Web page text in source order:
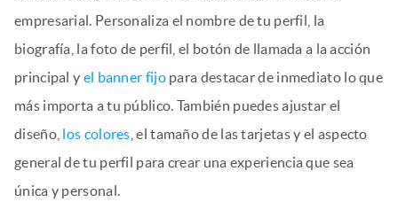
empresarial. Personaliza el nombre de tu perfil, la
biografía, la foto de perfil, el botón de llamada a la acción
principal y el banner fijopara destacar de inmediato lo que
más importa a tu público. También puedes ajustar el
diseño, los colores , el tamaño de las tarjetas y el aspecto
general de tu perfil para crear una experiencia que sea
única y personal.